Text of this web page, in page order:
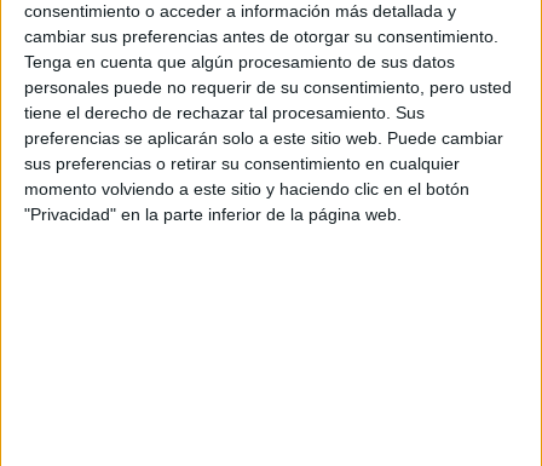
consentimiento o acceder a información más detallada y
cambiar sus preferencias antes de otorgar su consentimiento.
Tenga en cuenta que algún procesamiento de sus datos
personales puede no requerir de su consentimiento, pero usted
tiene el derecho de rechazar tal procesamiento. Sus
preferencias se aplicarán solo a este sitio web. Puede cambiar
sus preferencias o retirar su consentimiento en cualquier
momento volviendo a este sitio y haciendo clic en el botón
"Privacidad" en la parte inferior de la página web.
Soy estudiante de:*
Términos y Condiciones de Uso
Aceptolos Términos y Condicionesde uso*